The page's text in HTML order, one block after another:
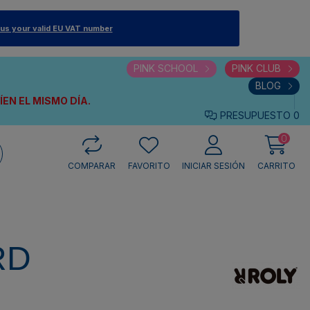
your valid EU VAT number
EL MISMO DÍA.
PINK SCHOOL
PINK CLUB
BLOG
PRESUPUESTO 0
COMPARAR
FAVORITO INICIAR SESIÓN
0
CARRITO